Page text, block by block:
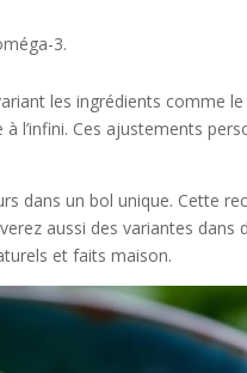
3.
les ingrédients comme
l’infini. Ces ajustements
dans un bol unique. Cette
aussi des variantes dans
et faits maison.